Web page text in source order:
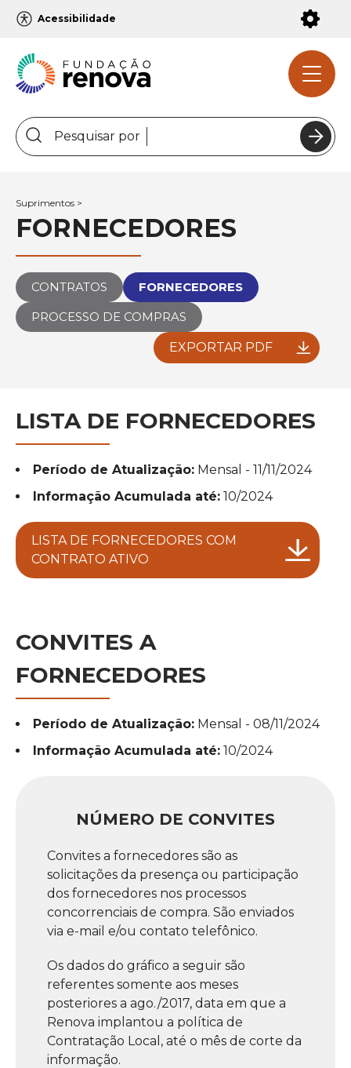
INSTITUCIONAL
PROGRAMAS
GESTÃO FINANCEIRA
OUVIDORIA
ASSESSORIAS
APRENDA MAIS
Pesquisar por
Acessibilidade
Suprimentos
FORNECEDORES
CONTRATOS
FORNECEDORES
PROCESSO DE COMPRAS
EXPORTAR PDF
LISTA DE FORNECEDORES
Período de Atualização: Mensal - 11/11/2024
Informação Acumulada até: 10/2024
LISTA DE FORNECEDORES COM
CONTRATO ATIVO
CONVITES A
FORNECEDORES
Período de Atualização: Mensal - 08/11/2024
Informação Acumulada até: 10/2024
NÚMERO DE CONVITES
Convites a fornecedores são as
solicitações da presença ou participação
dos fornecedores nos processos
concorrenciais de compra. São enviados
via e-mail e/ou contato telefônico.
Os dados do gráfico a seguir são
referentes somente aos meses
posteriores a ago./2017, data em que a
Renova implantou a política de
Contratação Local, até o mês de corte da
informação.